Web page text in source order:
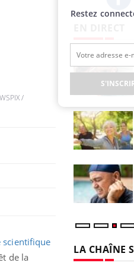
/
scientifique
de la
LA CHAÎNE
Restez